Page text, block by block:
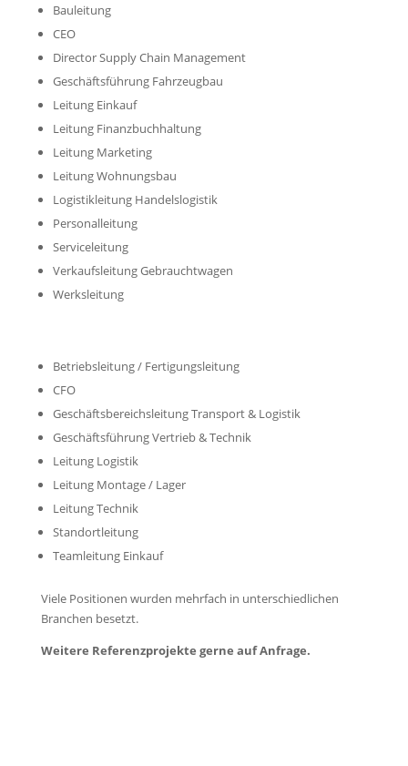
Bauleitung
CEO
Director Supply Chain Management
Geschäftsführung Fahrzeugbau
Leitung Einkauf
Leitung Finanzbuchhaltung
Leitung Marketing
Leitung Wohnungsbau
Logistikleitung Handelslogistik
Personalleitung
Serviceleitung
Verkaufsleitung Gebrauchtwagen
Werksleitung
Betriebsleitung / Fertigungsleitung
CFO
Geschäftsbereichsleitung Transport & Logistik
Geschäftsführung Vertrieb & Technik
Leitung Logistik
Leitung Montage / Lager
Leitung Technik
Standortleitung
Teamleitung Einkauf
Viele Positionen wurden mehrfach in unterschiedlichen
Branchen besetzt.
Weitere Referenzprojekte gerne auf Anfrage.